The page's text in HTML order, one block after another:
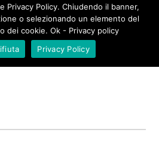
Privacy Policy. Chiudendo il banner,
o selezionando un elemento del
dei cookie. Ok - Privacy policy
Privacy Policy